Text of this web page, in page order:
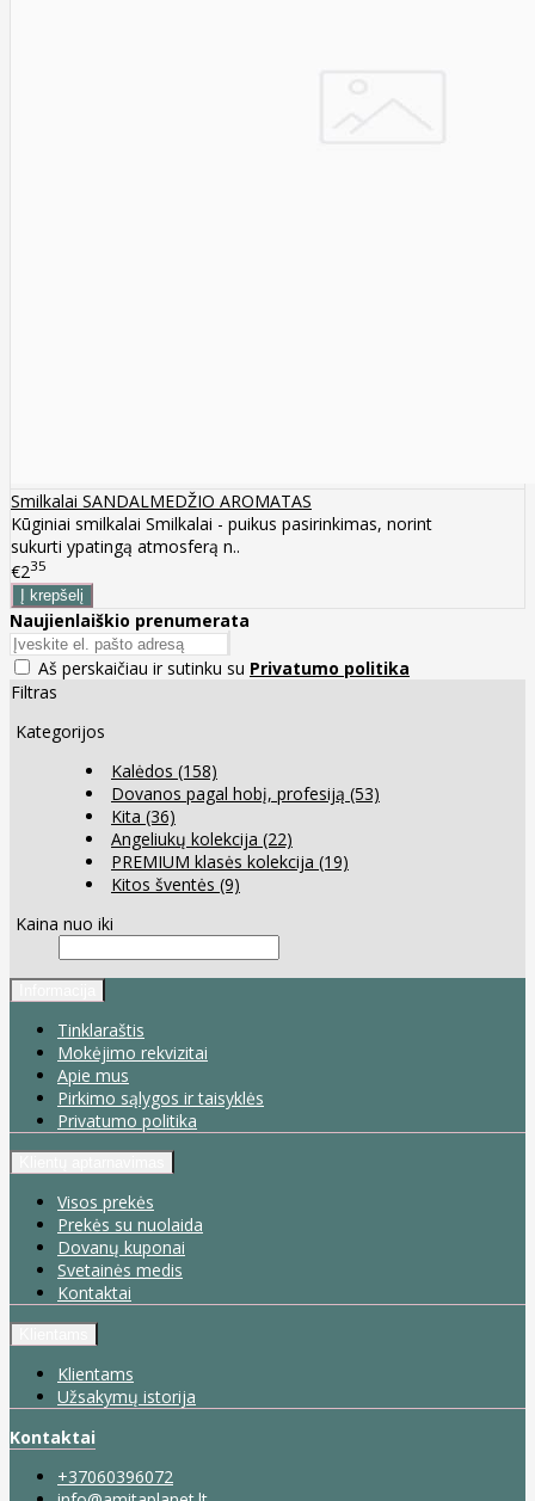
Smilkalai SANDALMEDŽIO AROMATAS
Kūginiai smilkalai Smilkalai - puikus pasirinkimas, norint
sukurti ypatingą atmosferą n..
€235
Naujienlaiškio prenumerata
Aš perskaičiau ir sutinku su Privatumo politika
Filtras
Kategorijos
Kalėdos (158)
Dovanos pagal hobį, profesiją (53)
Kita (36)
Angeliukų kolekcija (22)
PREMIUM klasės kolekcija (19)
Kitos šventės (9)
Kaina nuo iki
Tinklaraštis
Mokėjimo rekvizitai
Apie mus
Pirkimo sąlygos ir taisyklės
Privatumo politika
Visos prekės
Prekės su nuolaida
Dovanų kuponai
Svetainės medis
Kontaktai
Klientams
Užsakymų istorija
Kontaktai
+37060396072